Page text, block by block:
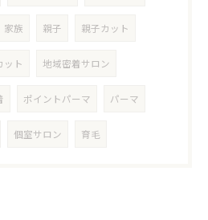
家族 親子 親子カット
ット 地域密着サロン
ポイントパーマ パーマ
個室サロン 育毛